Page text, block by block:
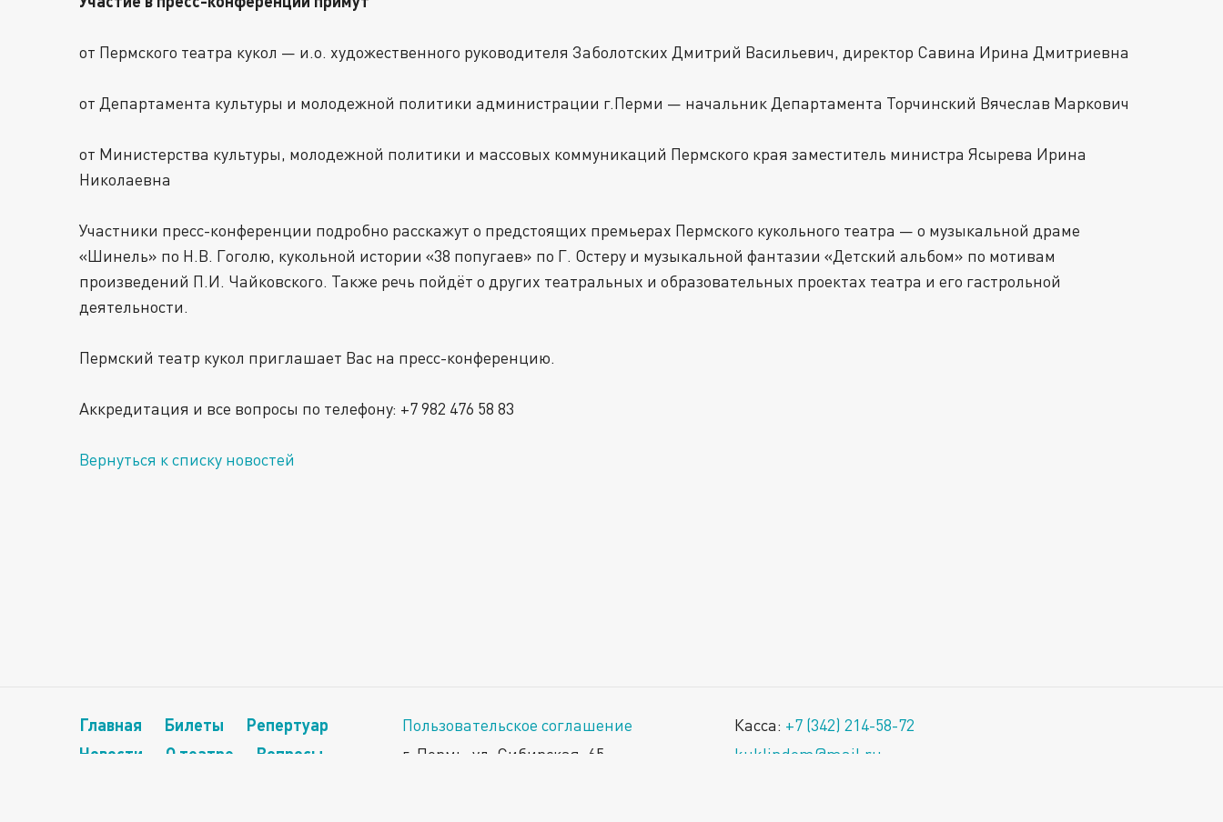
от Пермского театра кукол — и.о. художественного руководителя Заболотских Дмитрий Васильевич, директор Савина Ирина Дмитриевна
от Департамента культуры и молодежной политики администрации г.Перми — начальник Департамента Торчинский Вячеслав Маркович
от Министерства культуры, молодежной политики и массовых коммуникаций Пермского края заместитель министра Ясырева Ирина
Николаевна
Участники пресс-конференции подробно расскажут о предстоящих премьерах Пермского кукольного театра — о музыкальной драме
«Шинель» по Н.В. Гоголю, кукольной истории «38 попугаев» по Г. Остеру и музыкальной фантазии «Детский альбом» по мотивам
произведений П.И. Чайковского. Также речь пойдёт о других театральных и образовательных проектах театра и его гастрольной
деятельности.
Пермский театр кукол приглашает Вас на пресс-конференцию.
Аккредитация и все вопросы по телефону: +7 982 476 58 83
Вернуться к списку новостей
Главная Билеты
Репертуар
Новости
О театре
Вопросы
Пользовательское соглашение
г. Пермь, ул. Сибирская, 65
Касса: +7 (342) 214-58-72
kuklindom@mail.ru